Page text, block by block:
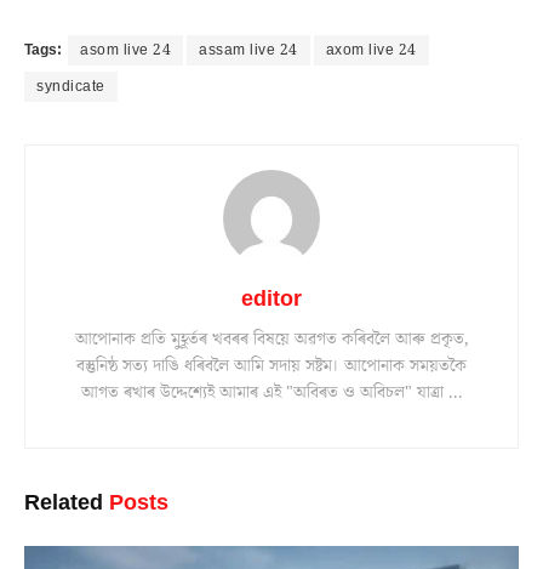
Tags: asom live 24 assam live 24
axom live 24
syndicate
editor
আপোনাক প্ৰতি মুহূৰ্তৰ খবৰৰ বিষয়ে অৱগত কৰিবলৈ আৰু প্ৰকৃত,
বস্তুনিষ্ঠ সত্য দাঙি ধৰিবলৈ আমি সদায় সষ্টম। আপোনাক সময়তকৈ
আগত ৰখাৰ উদ্দেশ্যেই আমাৰ এই "অবিৰত ও অবিচল" যাত্ৰা ...
Related Posts